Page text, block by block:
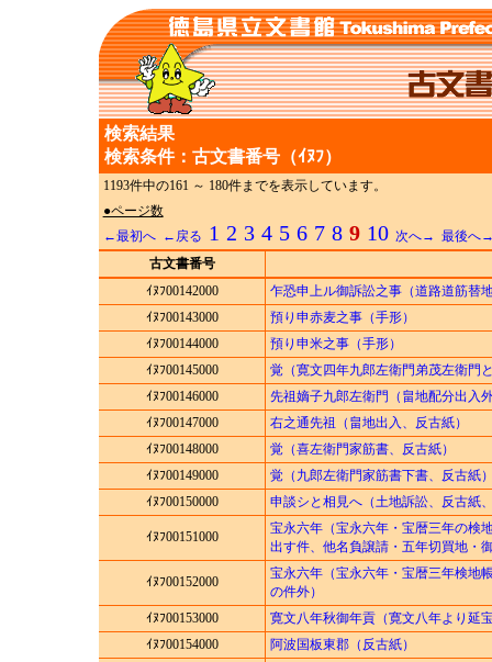
検索結果
検索条件：古文書番号（ｲﾇﾌ）
1193件中の161 ～ 180件までを表示しています。
●ページ数
←最初へ
←戻る 1 2 3 4 5 6 7 8 9 10 次へ→ 最後へ
古文書番号
ｲﾇﾌ00142000
乍恐申上ル御訴訟之事（道路道筋替
ｲﾇﾌ00143000
預り申赤麦之事（手形）
ｲﾇﾌ00144000
預り申米之事（手形）
ｲﾇﾌ00145000
覚（寛文四年九郎左衛門弟茂左衛門
ｲﾇﾌ00146000
先祖嫡子九郎左衛門（畠地配分出入
ｲﾇﾌ00147000
右之通先祖（畠地出入、反古紙）
ｲﾇﾌ00148000
覚（喜左衛門家筋書、反古紙）
ｲﾇﾌ00149000
覚（九郎左衛門家筋書下書、反古紙
ｲﾇﾌ00150000
申談シと相見へ（土地訴訟、反古紙
ｲﾇﾌ00151000
宝永六年（宝永六年・宝暦三年の検
出す件、他名負譲請・五年切買地・
ｲﾇﾌ00152000
宝永六年（宝永六年・宝暦三年検地
の件外）
ｲﾇﾌ00153000
寛文八年秋御年貢（寛文八年より延
ｲﾇﾌ00154000
阿波国板東郡（反古紙）